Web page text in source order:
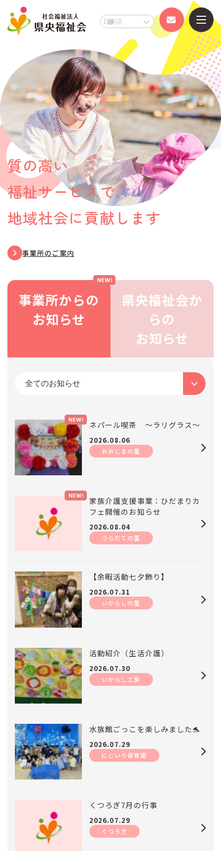
県央福祉会
事業所のご案内
事業所のご案内TOP
障がい者福祉施設 いからしの里
障がい者福祉施設 いからし工房
障がい者福祉施設 杉の子工房
長久の家
高齢者福祉施設 つかのめの里
高齢者福祉施設 くつろぎ
高齢者福祉施設 花みずき
児童施設 にじいろ保育園
その他・事業部門
県央福祉会とは
お知らせ
ボランティア募集情報
プライバシーポリシー
TEL.0256-31-1810
平日 9:00〜17:00 /休
業日 土日祝
質の高い
福祉サービスで、
地域社会に貢献します
事業所のご案内
事業所からの
お知らせ
県央福祉会か
らの
お知らせ
ネパール喫茶 ～ラリグラス～
2026.08.06
おおじまの里
家族介護支援事業：ひだまりカ
フェ開催のお知らせ
2026.08.04
うらだての里
【余暇活動七夕飾り】
2026.07.31
いからしの里
活動紹介（生活介護）
2026.07.30
いからし工房
水族館ごっこを楽しみました🐬
2026.07.29
にじいろ保育園
くつろぎ7月の行事
2026.07.29
くつろぎ